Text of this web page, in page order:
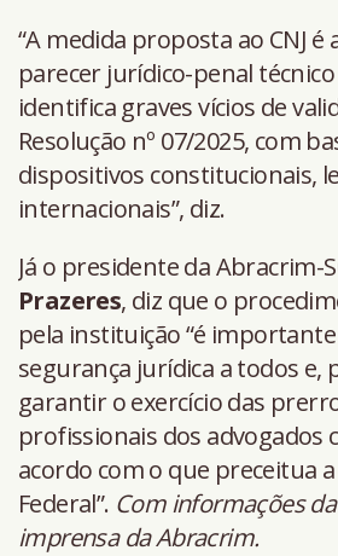
“A medida proposta ao CNJ
parecer jurídico-penal
identifica graves vícios de
Resolução nº 07/2025, com
dispositivos constitucionais,
internacionais”, diz.
Já o presidente da Abracrim-
Prazeres, diz que o
pela instituição “é
segurança jurídica a todos e,
garantir o exercício das
profissionais dos advogados
acordo com o que preceitua
Federal”. Com informações
imprensa da Abracrim.